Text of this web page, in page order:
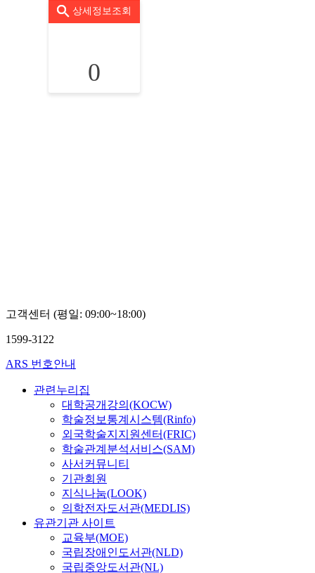
상세정보조회
0
고객센터 (평일: 09:00~18:00)
1599-3122
ARS 번호안내
관련누리집
대학공개강의(KOCW)
학술정보통계시스템(Rinfo)
외국학술지지원센터(FRIC)
학술관계분석서비스(SAM)
사서커뮤니티
기관회원
지식나눔(LOOK)
의학전자도서관(MEDLIS)
유관기관 사이트
교육부(MOE)
국립장애인도서관(NLD)
국립중앙도서관(NL)